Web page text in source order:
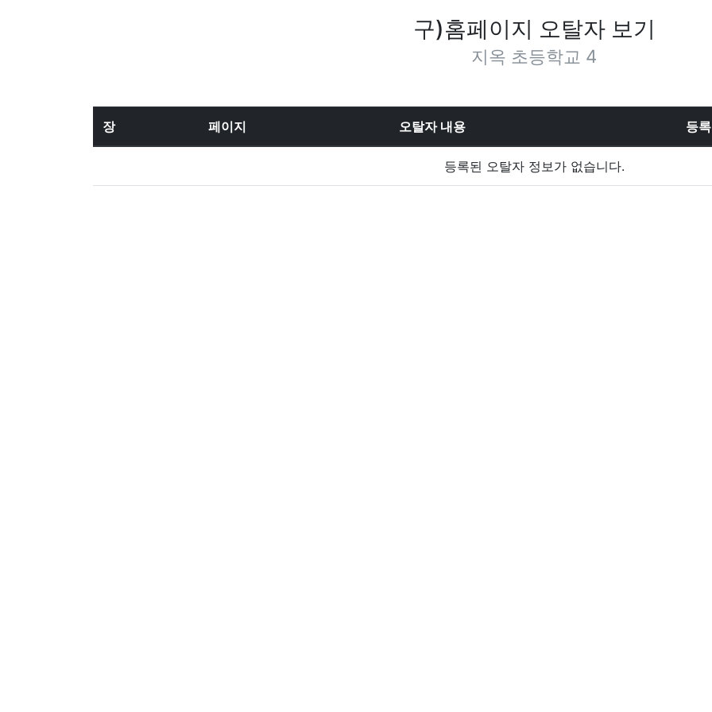
구)홈페이지 오탈자 보기
지옥 초등학교 4
장 페이지 오탈자 내용 등
등록된 오탈자 정보가 없습니다.